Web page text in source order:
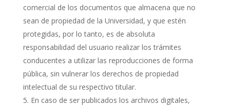
comercial de los documentos que almacena que no
sean de propiedad de la Universidad, y que estén
protegidas, por lo tanto, es de absoluta
responsabilidad del usuario realizar los trámites
conducentes a utilizar las reproducciones de forma
pública, sin vulnerar los derechos de propiedad
intelectual de su respectivo titular.
En caso de ser publicados los archivos digitales,